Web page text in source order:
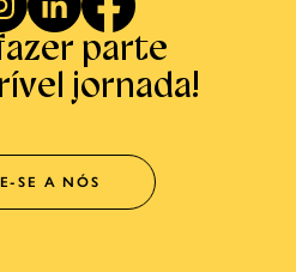
parte
jornada!
SE A NÓS